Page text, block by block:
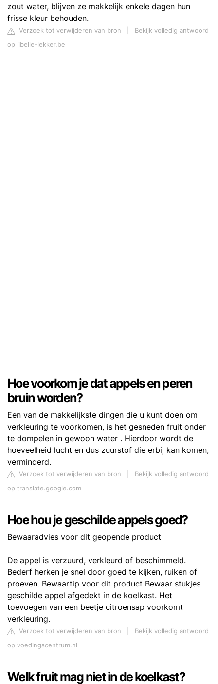
zout water, blijven ze makkelijk enkele dagen hun
frisse kleur behouden.
Verzoek tot verwijderen van bron
Bekijk volledig antwoord
op libelle-lekker.be
Hoe voorkom je dat appels en peren
bruin worden?
Een van de makkelijkste dingen die u kunt doen om
verkleuring te voorkomen, is het gesneden fruit onder
te dompelen in gewoon water . Hierdoor wordt de
hoeveelheid lucht en dus zuurstof die erbij kan komen,
verminderd.
Verzoek tot verwijderen van bron
Bekijk volledig antwoord
op translate.google.com
Hoe hou je geschilde appels goed?
Bewaaradvies voor dit geopende product
De appel is verzuurd, verkleurd of beschimmeld.
Bederf herken je snel door goed te kijken, ruiken of
proeven. Bewaartip voor dit product Bewaar stukjes
geschilde appel afgedekt in de koelkast. Het
toevoegen van een beetje citroensap voorkomt
verkleuring.
Verzoek tot verwijderen van bron
Bekijk volledig antwoord
op voedingscentrum.nl
Welk fruit mag niet in de koelkast?